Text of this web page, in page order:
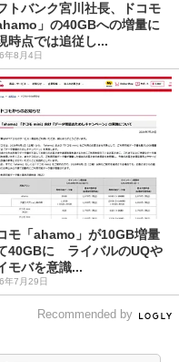
トバンク宮川社長、ドコモ
ahamo」の40GBへの増量に
時点では追従し...
年8月4日
モ「ahamo」が10GB増量
40GBに ライバルのUQや
モバを意識...
年7月29日
Recommended by